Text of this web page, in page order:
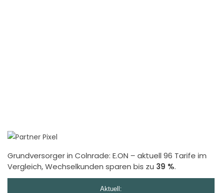
Grundversorger in Colnrade: E.ON – aktuell 96 Tarife im
Vergleich, Wechselkunden sparen bis zu 39 %.
Aktuell: